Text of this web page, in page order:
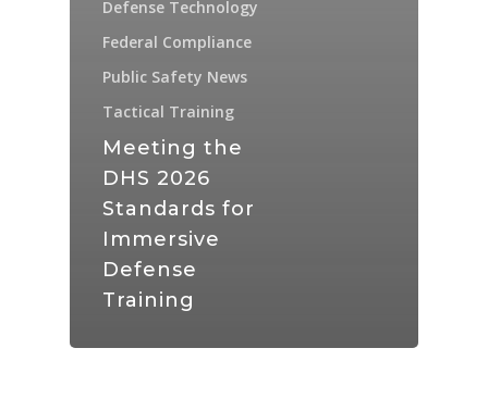
Defense Technology
Federal Compliance
Public Safety News
Tactical Training
Meeting the
DHS 2026
Standards for
Immersive
Defense
Training